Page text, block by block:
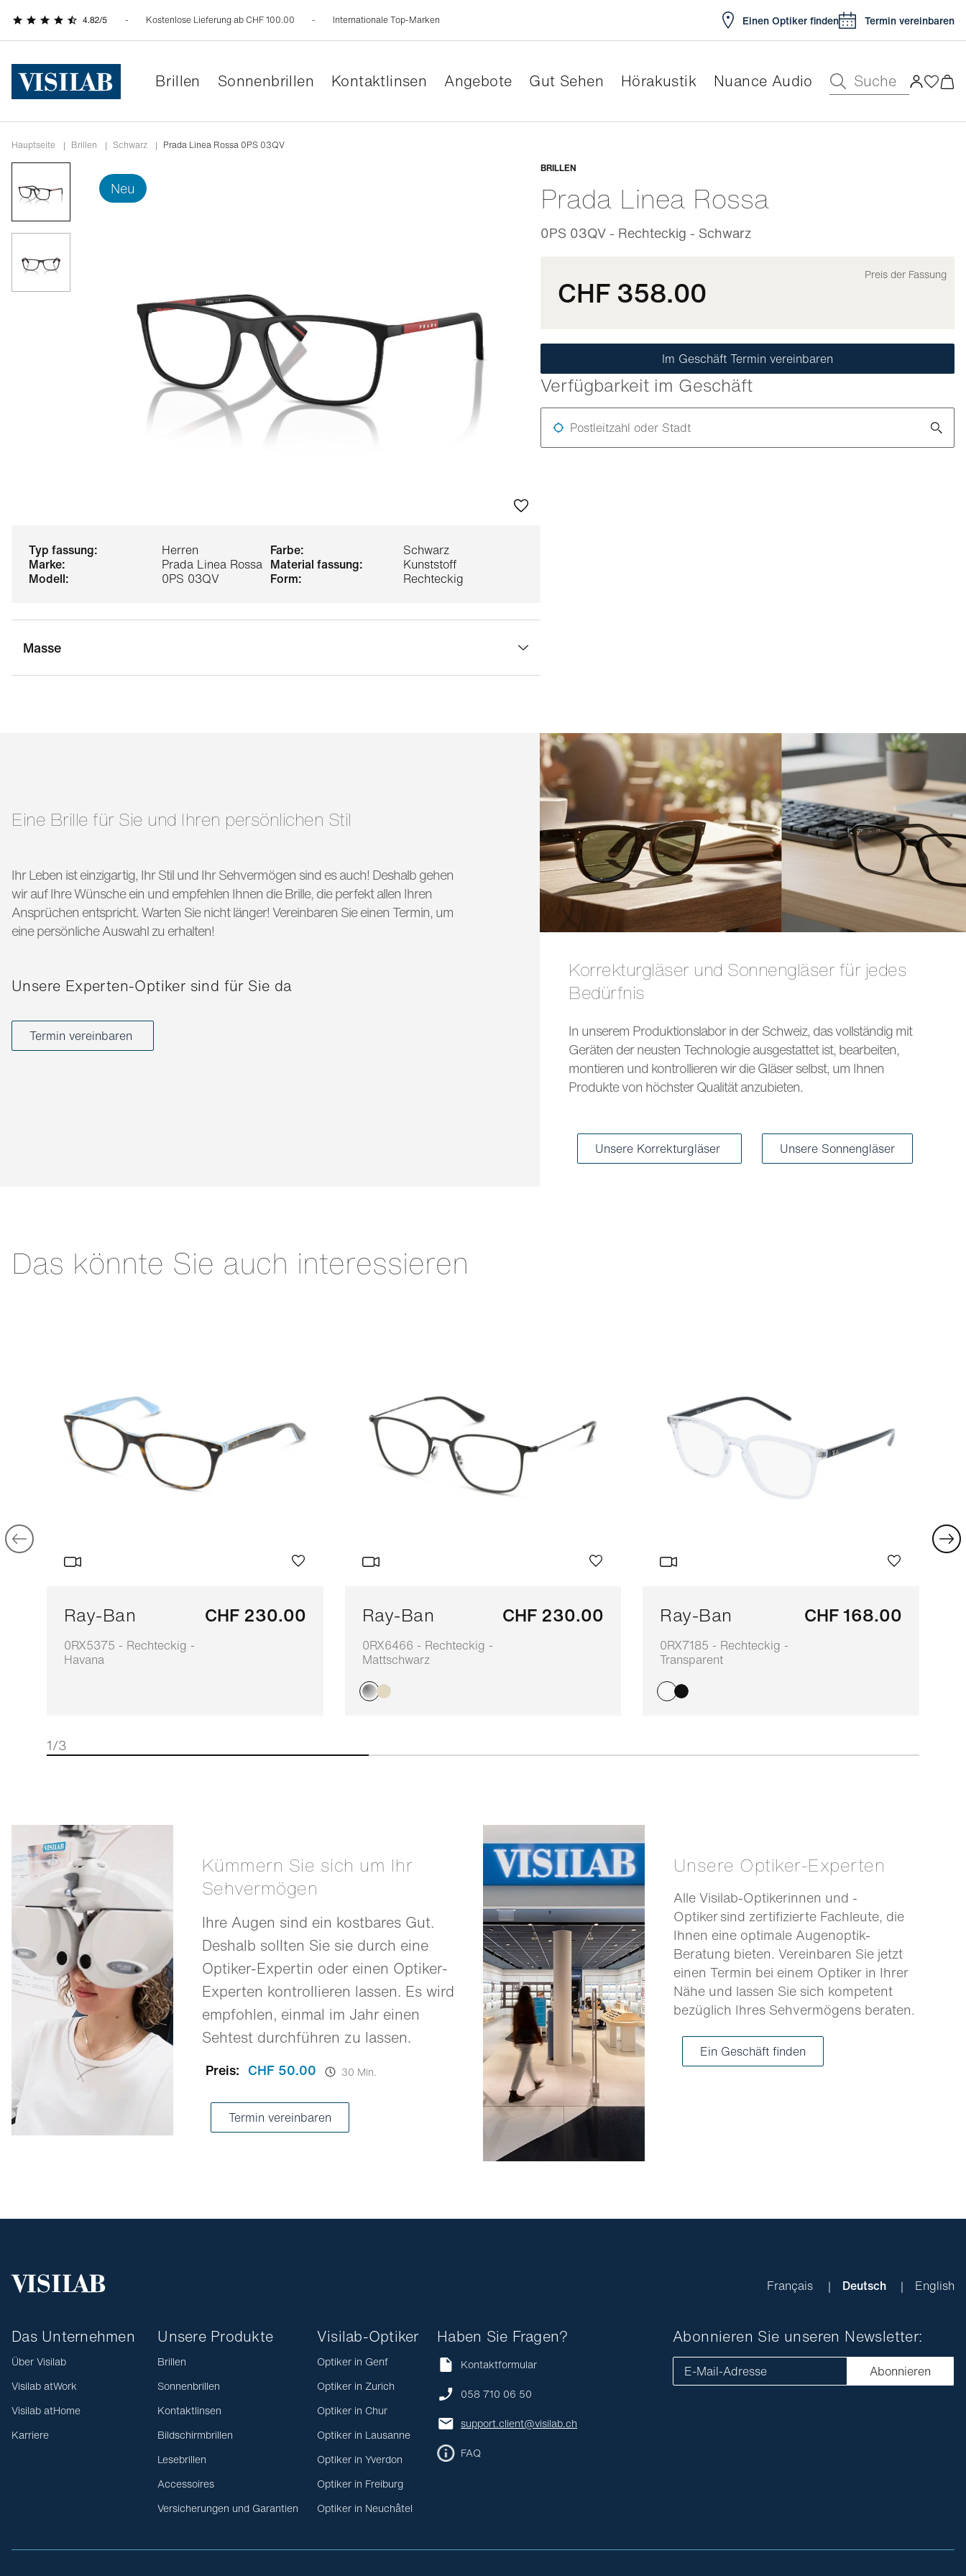
Kostenlose Lieferung ab CHF 100.00 Internationale Top-Marken Einen Optiker finden Termin vereinbaren
Brillen Sonnenbrillen Kontaktlinsen Angebote Gut Sehen Hörakustik Nuance Audio Suche
Hauptseite | Brillen | schwarz | Prada Linea Rossa 0PS 03QV
neu
typ fassung: Herren farbe:
Schwarz
marke:
Prada Linea Rossa material fassung:
Kunststoff
modell:
0PS 03QV form: Rechteckig
Masse
BRILLEN
Prada Linea Rossa
0PS 03QV - Rechteckig - Schwarz
Anpassbar
CHF 358.00 Preis der Fassung
Im Geschäft Termin vereinbaren
Verfügbarkeit im Geschäft
Postleitzahl oder Stadt
Eine Brille für Sie und Ihren persönlichen Stil
Ihr Leben ist einzigartig, Ihr Stil und Ihr Sehvermögen sind es auch! Deshalb gehen
wir auf Ihre Wünsche ein und empfehlen Ihnen die Brille, die perfekt allen Ihren
Ansprüchen entspricht. Warten Sie nicht länger! Vereinbaren Sie einen Termin, um
eine persönliche Auswahl zu erhalten!
Unsere Experten-Optiker sind für Sie da
Termin vereinbaren
Korrekturgläser und Sonnengläser für jedes
Bedürfnis
In unserem Produktionslabor in der Schweiz, das vollständig mit
Geräten der neusten Technologie ausgestattet ist, bearbeiten,
montieren und kontrollieren wir die Gläser selbst, um Ihnen
Produkte von höchster Qualität anzubieten.
Unsere Korrekturgläser Unsere Sonnengläser
Das könnte Sie auch interessieren
Ray-Ban
0RX5375 - Rechteckig -
Havana
CHF 230.00 Ray-Ban
0RX6466 - Rechteckig -
Mattschwarz
CHF 230.00 Ray-Ban
0RX7185 - Rechteckig -
Transparent
CHF 168.00
1/3
Kümmern Sie sich um Ihr
Sehvermögen
Ihre Augen sind ein kostbares Gut.
Deshalb sollten Sie sie durch eine
Optiker-Expertin oder einen Optiker-
Experten kontrollieren lassen. Es wird
empfohlen, einmal im Jahr einen
Sehtest durchführen zu lassen.
Preis: CHF 50.00 30 Min.
Termin vereinbaren
Unsere Optiker-Experten
Alle Visilab-Optikerinnen und -
Optiker sind zertifizierte Fachleute, die
Ihnen eine optimale Augenoptik-
Beratung bieten. Vereinbaren Sie jetzt
einen Termin bei einem Optiker in Ihrer
Nähe und lassen Sie sich kompetent
bezüglich Ihres Sehvermögens beraten.
Ein Geschäft finden
Français Deutsch English
Das Unternehmen
Über Visilab
Visilab atWork
Visilab atHome
Karriere
Unsere Produkte
Brillen
Sonnenbrillen
Kontaktlinsen
Bildschirmbrillen
Lesebrillen
Accessoires
Versicherungen und Garantien
Visilab-Optiker
Optiker in Genf
Optiker in Zurich
Optiker in Chur
Optiker in Lausanne
Optiker in Yverdon
Optiker in Freiburg
Optiker in Neuchâtel
Haben Sie Fragen?
Kontaktformular
058 710 06 50
support.client@visilab.ch
FAQ
Abonnieren Sie unseren Newsletter:
E-Mail-Adresse Abonnieren